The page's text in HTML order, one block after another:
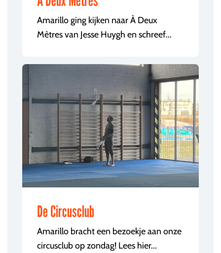
Amarillo ging kijken naar À Deux
Mètres van Jesse Huygh en schreef...
De Circusclub
Amarillo bracht een bezoekje aan onze
circusclub op zondag! Lees hier...